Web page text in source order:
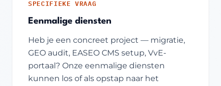
SPECIFIEKE VRAAG
Eenmalige diensten
Heb je een concreet project — migratie,
GEO audit, EASEO CMS setup, VvE-
portaal? Onze eenmalige diensten
kunnen los of als opstap naar het